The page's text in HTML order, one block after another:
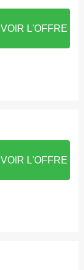
VOIR L'OFFRE
VOIR L'OFFRE